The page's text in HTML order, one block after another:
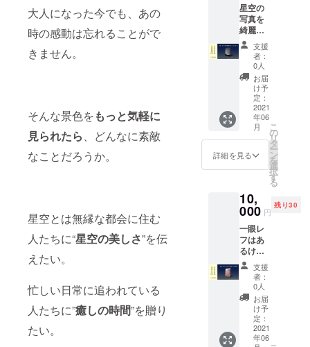
大人になった今でも、あの
時の感動は忘れることがで
きません。
そんな景色をもっと気軽に
見られたら、どんなに素敵
なことだろうか。
星空とは無縁な都会に住む
人たちに“星空の美しさ”を伝
えたい。
忙しい日常に追われている
人たちに”癒しの時間”を贈り
たい。
L（着
丈:73 身
幅:55 肩
幅:50 袖
丈:22）
XL（着
丈:77 身
幅:58 肩
幅:54 袖
丈:24）
DVD
<DVDの
内容> 1.
春の星
座の探
し方 2.
夏の星
座の探
し方 3.
秋の星
座の探
し方 4.
冬の星
座の探
星空の
写真を
綺麗に
撮る方
法を知
りたい
方へ向
けて、
僕が学
んでき
た撮影
方法を
紹介す
るDVD
です
分）。
内容を
以下に
紹介し
ます。
<内容>
☆お礼
の手紙
☆星空
撮影
DVD
<DVDの
内容>
・カメ
支援
者：
0人
お届
け予
定：
2021
年06
月
詳細を見る
こ
の
リ
タ
ー
ン
を
選
択
す
る
10,
000 円
残り30
一眼レ
フはあ
るけ
ど、使
い方が
わから
な
い…！
そんな
方のた
めに、
支援
者：
0人
お届
け予
定：
2021
年06